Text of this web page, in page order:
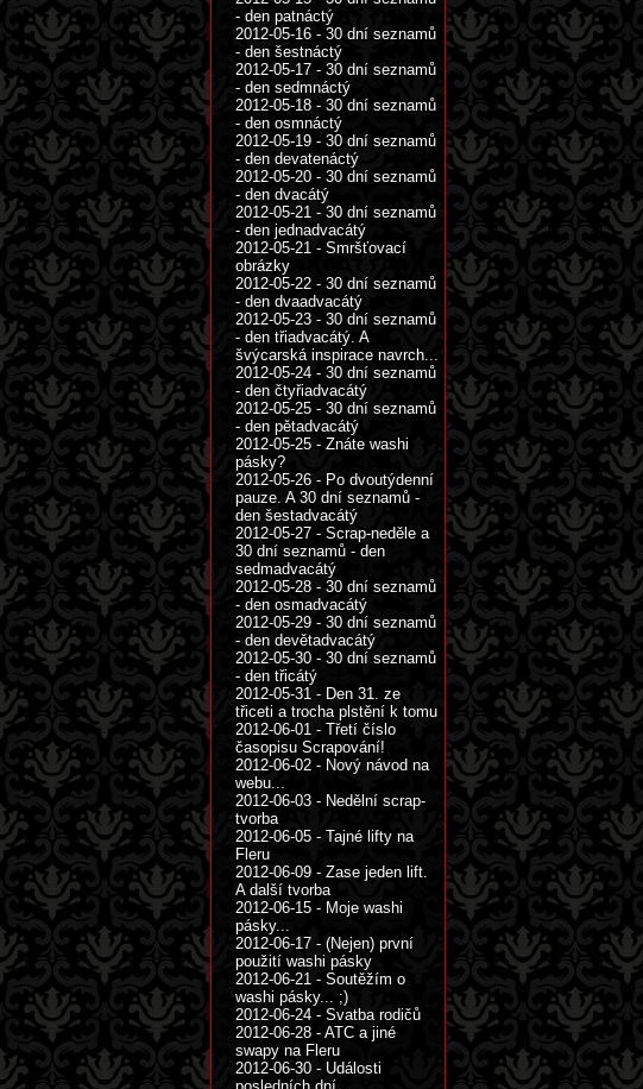
- den patnáctý
2012-05-16 - 30 dní seznamů
- den šestnáctý
2012-05-17 - 30 dní seznamů
- den sedmnáctý
2012-05-18 - 30 dní seznamů
- den osmnáctý
2012-05-19 - 30 dní seznamů
- den devatenáctý
2012-05-20 - 30 dní seznamů
- den dvacátý
2012-05-21 - 30 dní seznamů
- den jednadvacátý
2012-05-21 - Smršťovací
obrázky
2012-05-22 - 30 dní seznamů
- den dvaadvacátý
2012-05-23 - 30 dní seznamů
- den třiadvacátý. A
švýcarská inspirace navrch...
2012-05-24 - 30 dní seznamů
- den čtyřiadvacátý
2012-05-25 - 30 dní seznamů
- den pětadvacátý
2012-05-25 - Znáte washi
pásky?
2012-05-26 - Po dvoutýdenní
pauze. A 30 dní seznamů -
den šestadvacátý
2012-05-27 - Scrap-neděle a
30 dní seznamů - den
sedmadvacátý
2012-05-28 - 30 dní seznamů
- den osmadvacátý
2012-05-29 - 30 dní seznamů
- den devětadvacátý
2012-05-30 - 30 dní seznamů
- den třicátý
2012-05-31 - Den 31. ze
třiceti a trocha plstění k tomu
2012-06-01 - Třetí číslo
časopisu Scrapování!
2012-06-02 - Nový návod na
webu...
2012-06-03 - Nedělní scrap-
tvorba
2012-06-05 - Tajné lifty na
Fleru
2012-06-09 - Zase jeden lift.
A další tvorba
2012-06-15 - Moje washi
pásky...
2012-06-17 - (Nejen) první
použití washi pásky
2012-06-21 - Soutěžím o
washi pásky... ;)
2012-06-24 - Svatba rodičů
2012-06-28 - ATC a jiné
swapy na Fleru
2012-06-30 - Události